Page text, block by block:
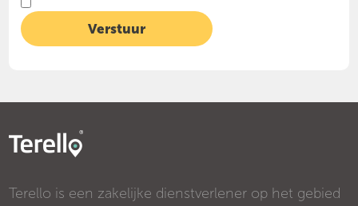
Terello is een zakelijke dienstverlener op het gebied